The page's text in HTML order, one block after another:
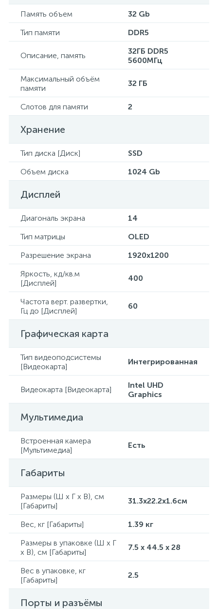
Память объем
32 Gb
Тип памяти
DDR5
Описание, память
32ГБ DDR5
5600МГц
Максимальный объём
памяти
32 ГБ
Слотов для памяти 2
Хранение
Тип диска [Диск]
SSD
Объем диска
1024 Gb
Дисплей
Диагональ экрана
14
Тип матрицы
OLED
Разрешение экрана
1920x1200
Яркость, кд/кв.м
[Дисплей]
400
Частота верт. развертки,
Гц до [Дисплей]
60
Графическая карта
Тип видеоподсистемы
[Видеокарта]
Интегрированная
Видеокарта [Видеокарта]
Intel UHD
Graphics
Мультимедиа
Встроенная камера
[Мультимедиа]
Есть
Габариты
Размеры (Ш x Г x В), см
[Габариты]
31.3x22.2x1.6см
Вес, кг [Габариты]
1.39 кг
Размеры в упаковке (Ш x Г
x В), см [Габариты]
7.5 x 44.5 x 28
Вес в упаковке, кг
[Габариты]
2.5
Порты и разъёмы